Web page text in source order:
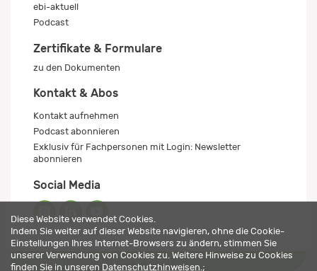
ebi-aktuell
Podcast
Zertifikate & Formulare
zu den Dokumenten
Kontakt & Abos
Kontakt aufnehmen
Podcast abonnieren
Exklusiv für Fachpersonen mit Login: Newsletter
abonnieren
Social Media
Datenschutz
Diese Website verwendet Cookies.
Indem Sie weiter auf dieser Website navigieren, ohne die Cookie-
Einstellungen Ihres Internet-Browsers zu ändern, stimmen Sie
unserer Verwendung von Cookies zu. Weitere Hinweise zu Cookies
finden Sie in unseren Datenschutzhinweisen .;